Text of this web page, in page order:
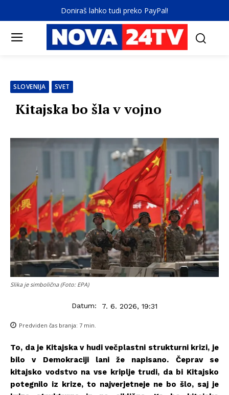
Doniraš lahko tudi preko PayPal!
SLOVENIJA SVET
Kitajska bo šla v vojno
Slika je simbolična (Foto: EPA)
Datum: 7. 6. 2026, 19:31
Predviden čas branja: 7 min.
To, da je Kitajska v hudi večplastni strukturni krizi, je
bilo v Demokraciji lani že napisano. Čeprav se
kitajsko vodstvo na vse kriplje trudi, da bi Kitajsko
potegnilo iz krize, to najverjetneje ne bo šlo, saj je